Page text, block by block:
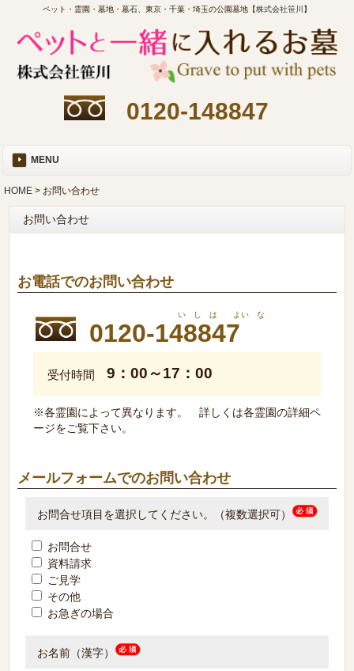
ペット・霊園・墓地・墓石、東京・千葉・埼玉の公園墓地【株式会社笹川 】
0120-148847
MENU
HOME > お問い合わせ
お問い合わせ
お電話でのお問い合わせ
いしは よい な
0120-148847
受付時間 9：00～17：00
※各霊園によって異なります。 詳しくは各霊園の詳細ペ
ージをご覧下さい。
メールフォームでのお問い合わせ
お問合せ項目を選択してください。（複数選択可）
お問合せ
資料請求
ご見学
その他
お急ぎの場合
お名前（漢字）